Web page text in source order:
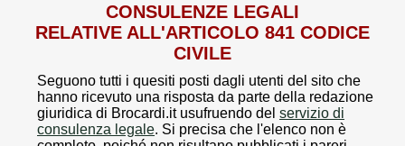
CONSULENZE LEGALI
RELATIVE ALL'ARTICOLO 841 CODICE
CIVILE
Seguono tutti i quesiti posti dagli utenti del sito che
hanno ricevuto una risposta da parte della redazione
giuridica di Brocardi.it usufruendo del servizio di
consulenza legale. Si precisa che l'elenco non è